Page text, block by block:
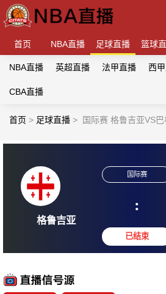
首页 NBA直播 足球直播 篮球
NBA直播 英超直播 法甲直播 西
CBA直播
首页 > 足球直播 > 国际赛 格鲁吉亚VS巴